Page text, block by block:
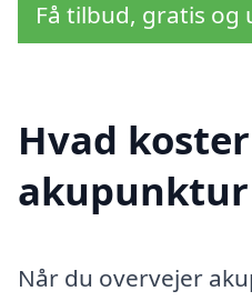
Få tilbud, gratis
Hvad koster
akupunktur
Når du overvejer